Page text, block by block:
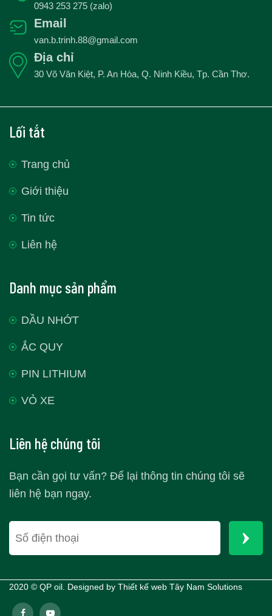
0943 253 275 (zalo)
Email
van.b.trinh.88@gmail.com
Địa chỉ
30 Võ Văn Kiệt, P. An Hòa, Q. Ninh Kiều, Tp. Cần Thơ.
Lối tắt
Trang chủ
Giới thiệu
Tin tức
Liên hệ
Danh mục sản phẩm
DẦU NHỚT
ẮC QUY
PIN LITHIUM
VỎ XE
Liên hệ chúng tôi
Bạn cần gọi tư vấn? Để lại thông tin chúng tôi sẽ
liên hệ bạn ngay.
2020 © QP oil. Designed by Thiết kế web Tây Nam Solutions